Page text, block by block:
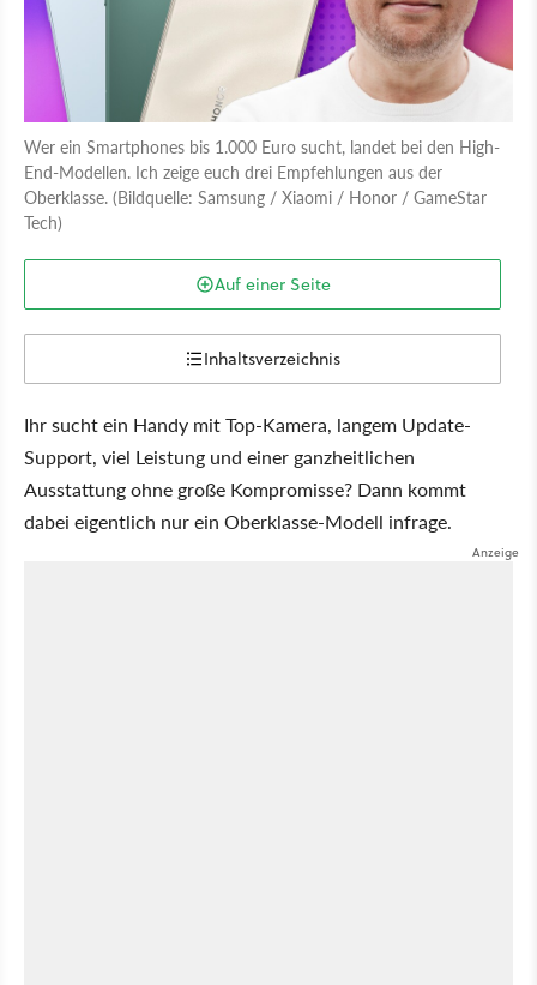
Wer ein Smartphones bis 1.000 Euro sucht, landet bei den High-
End-Modellen. Ich zeige euch drei Empfehlungen aus der
Oberklasse. (Bildquelle: Samsung / Xiaomi / Honor / GameStar
Tech)
Auf einer Seite
Inhaltsverzeichnis
Ihr sucht ein Handy mit Top-Kamera, langem Update-
Support, viel Leistung und einer ganzheitlichen
Ausstattung ohne große Kompromisse? Dann kommt
dabei eigentlich nur ein Oberklasse-Modell infrage.